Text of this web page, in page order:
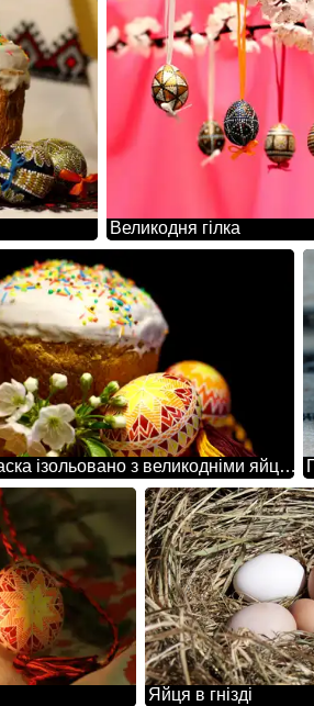
Великодня гілка
Паска ізольовано з великодніми яйцями на темному тлі
Яйця в гнізді